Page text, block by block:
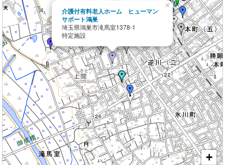
介護付有料老人ホーム ヒューマン
サポート鴻巣
埼玉県鴻巣市滝馬室1378-1
特定施設
×
+